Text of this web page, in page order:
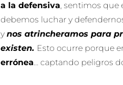
a la defensiva, sentimos que
debemos luchar y
y nos atrincheramos para
existen. Esto ocurre porque
errónea… captando peligros